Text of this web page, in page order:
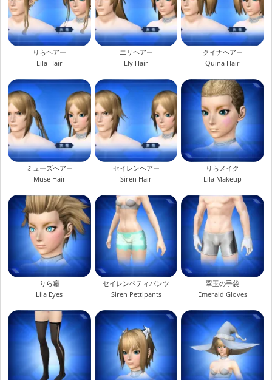
りらヘアー
Lila Hair
エリヘアー
Ely Hair
クイナヘアー
Quina Hair
ミューズヘアー
Muse Hair
セイレンヘアー
Siren Hair
りらメイク
Lila Makeup
りら瞳
Lila Eyes
セイレンペティパンツ
Siren Pettipants
翠玉の手袋
Emerald Gloves